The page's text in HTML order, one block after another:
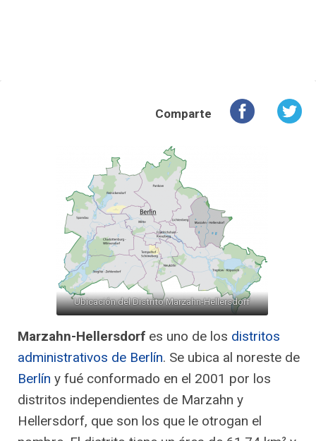
Comparte
Ubicación del Distrito Marzahn-Hellersdorf
Marzahn-Hellersdorf es uno de los distritos
administrativos de Berlín. Se ubica al noreste de
Berlín y fué conformado en el 2001 por los
distritos independientes de Marzahn y
Hellersdorf, que son los que le otrogan el